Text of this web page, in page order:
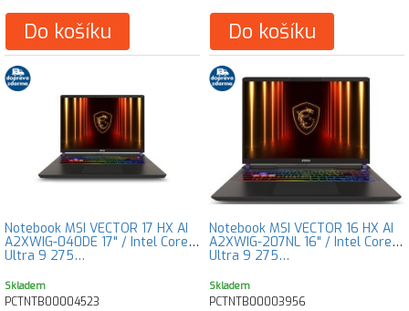
Do košíku Do košíku
Notebook MSI VECTOR 17 HX AI
A2XWIG-040DE 17" / Intel Core
Ultra 9 275…
Skladem
PCTNTB00004523
Notebook MSI VECTOR 16 HX AI
A2XWIG-207NL 16" / Intel Core
Ultra 9 275…
Skladem
PCTNTB00003956